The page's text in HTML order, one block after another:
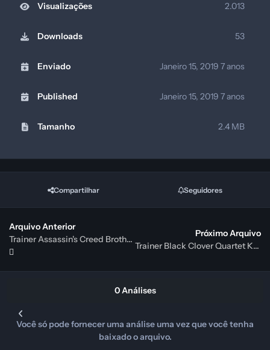
Visualizações 2.013
Downloads 53
Enviado Janeiro 15, 2019 7 anos
Published Janeiro 15, 2019 7 anos
Tamanho 2.4 MB
Compartilhar Seguidores
Arquivo Anterior
Trainer Assassin's Creed Brotherhood v1.3 +14 {HoG}
Próximo Arquivo
Trainer Black Clover Quartet Knights v1.01 Plus +7 {FutureX}
0 Análises
Você só pode fornecer uma análise uma vez que você tenha
baixado o arquivo.